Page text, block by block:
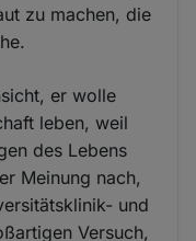
zu machen, die
er wolle
leben, weil
des Lebens
Meinung nach,
und
Versuch,